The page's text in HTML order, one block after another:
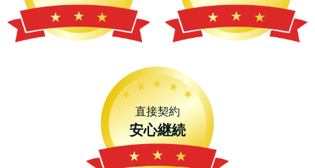
直接契約
安心継続